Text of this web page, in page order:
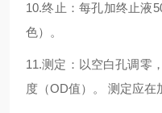
10.终止：每孔加终止液
色）。
11.测定：以空白孔调零
度（OD值）。 测定应在